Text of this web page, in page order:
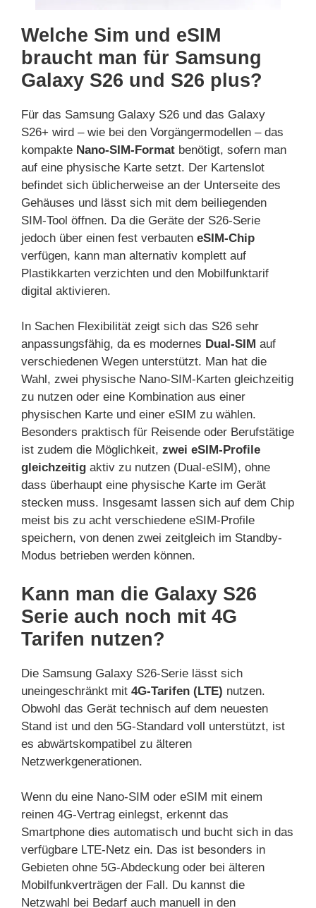
Welche Sim und eSIM
braucht man für Samsung
Galaxy S26 und S26 plus?
Für das Samsung Galaxy S26 und das Galaxy
S26+ wird – wie bei den Vorgängermodellen – das
kompakte Nano-SIM-Format benötigt, sofern man
auf eine physische Karte setzt. Der Kartenslot
befindet sich üblicherweise an der Unterseite des
Gehäuses und lässt sich mit dem beiliegenden
SIM-Tool öffnen. Da die Geräte der S26-Serie
jedoch über einen fest verbauten eSIM-Chip
verfügen, kann man alternativ komplett auf
Plastikkarten verzichten und den Mobilfunktarif
digital aktivieren.
In Sachen Flexibilität zeigt sich das S26 sehr
anpassungsfähig, da es modernes Dual-SIM auf
verschiedenen Wegen unterstützt. Man hat die
Wahl, zwei physische Nano-SIM-Karten gleichzeitig
zu nutzen oder eine Kombination aus einer
physischen Karte und einer eSIM zu wählen.
Besonders praktisch für Reisende oder Berufstätige
ist zudem die Möglichkeit, zwei eSIM-Profile
gleichzeitig aktiv zu nutzen (Dual-eSIM), ohne
dass überhaupt eine physische Karte im Gerät
stecken muss. Insgesamt lassen sich auf dem Chip
meist bis zu acht verschiedene eSIM-Profile
speichern, von denen zwei zeitgleich im Standby-
Modus betrieben werden können.
Kann man die Galaxy S26
Serie auch noch mit 4G
Tarifen nutzen?
Die Samsung Galaxy S26-Serie lässt sich
uneingeschränkt mit 4G-Tarifen (LTE) nutzen.
Obwohl das Gerät technisch auf dem neuesten
Stand ist und den 5G-Standard voll unterstützt, ist
es abwärtskompatibel zu älteren
Netzwerkgenerationen.
Wenn du eine Nano-SIM oder eSIM mit einem
reinen 4G-Vertrag einlegst, erkennt das
Smartphone dies automatisch und bucht sich in das
verfügbare LTE-Netz ein. Das ist besonders in
Gebieten ohne 5G-Abdeckung oder bei älteren
Mobilfunkverträgen der Fall. Du kannst die
Netzwahl bei Bedarf auch manuell in den